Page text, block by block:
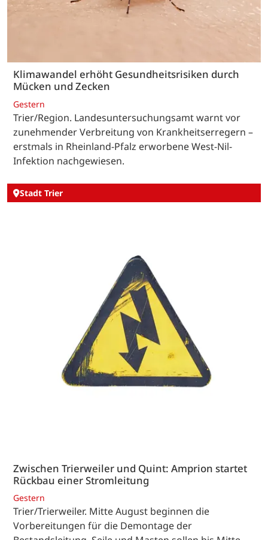
Klimawandel erhöht Gesundheitsrisiken durch
Mücken und Zecken
Gestern
Trier/Region. Landesuntersuchungsamt warnt vor
zunehmender Verbreitung von Krankheitserregern –
erstmals in Rheinland-Pfalz erworbene West-Nil-
Infektion nachgewiesen.
Stadt Trier
Zwischen Trierweiler und Quint: Amprion startet
Rückbau einer Stromleitung
Gestern
Trier/Trierweiler. Mitte August beginnen die
Vorbereitungen für die Demontage der